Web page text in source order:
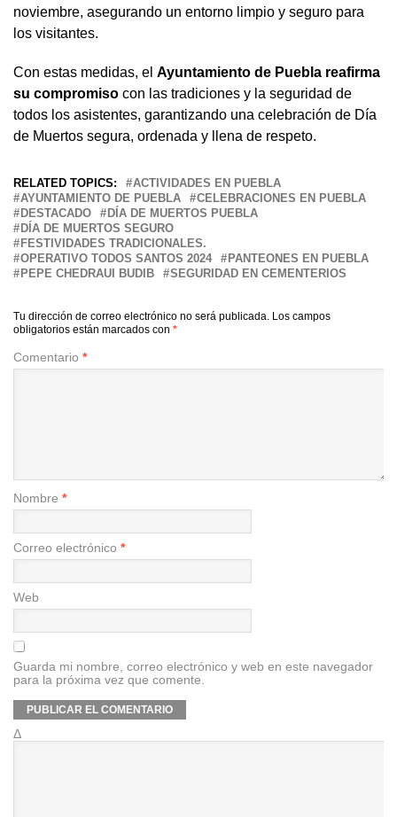
noviembre, asegurando un entorno limpio y seguro para
los visitantes.
Con estas medidas, el Ayuntamiento de Puebla reafirma
su compromiso con las tradiciones y la seguridad de
todos los asistentes, garantizando una celebración de Día
de Muertos segura, ordenada y llena de respeto.
RELATED TOPICS:
ACTIVIDADES EN PUEBLA
AYUNTAMIENTO DE PUEBLA
CELEBRACIONES EN PUEBLA
DESTACADO
DÍA DE MUERTOS PUEBLA
DÍA DE MUERTOS SEGURO
FESTIVIDADES TRADICIONALES.
OPERATIVO TODOS SANTOS 2024
PANTEONES EN PUEBLA
PEPE CHEDRAUI BUDIB
SEGURIDAD EN CEMENTERIOS
Tu dirección de correo electrónico no será publicada. Los campos
obligatorios están marcados con *
Comentario *
Nombre *
Correo electrónico *
Web
Guarda mi nombre, correo electrónico y web en este navegador
para la próxima vez que comente.
Δ